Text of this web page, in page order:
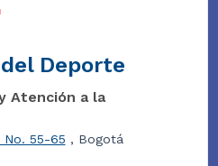
Deporte
Atención a la
No. 55-65 , Bogotá